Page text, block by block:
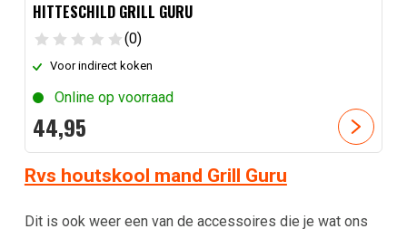
HITTESCHILD GRILL GURU
(0)
Voor indirect koken
Online op voorraad
44,95
Rvs houtskool mand Grill Guru
Dit is ook weer een van de accessoires die je wat ons